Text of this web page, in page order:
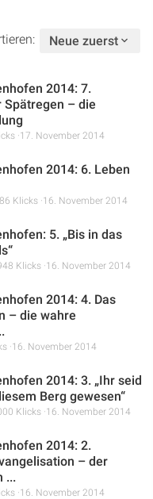
Neue zuerst
2014: 7.
Spätregen – die
17. November 2014
2014: 6. Leben
Klicks 16. November 2014
5. „Bis in das
Klicks 16. November 2014
2014: 4. Das
– die wahre
16. November 2014
2014: 3. „Ihr seid
Berg gewesen“
Klicks 16. November 2014
2014: 2.
– der
...
16. November 2014